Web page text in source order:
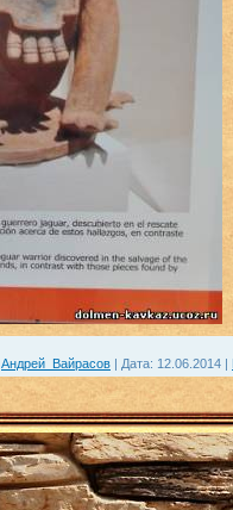
Андрей_Вайрасов Дата: 12.06.2014